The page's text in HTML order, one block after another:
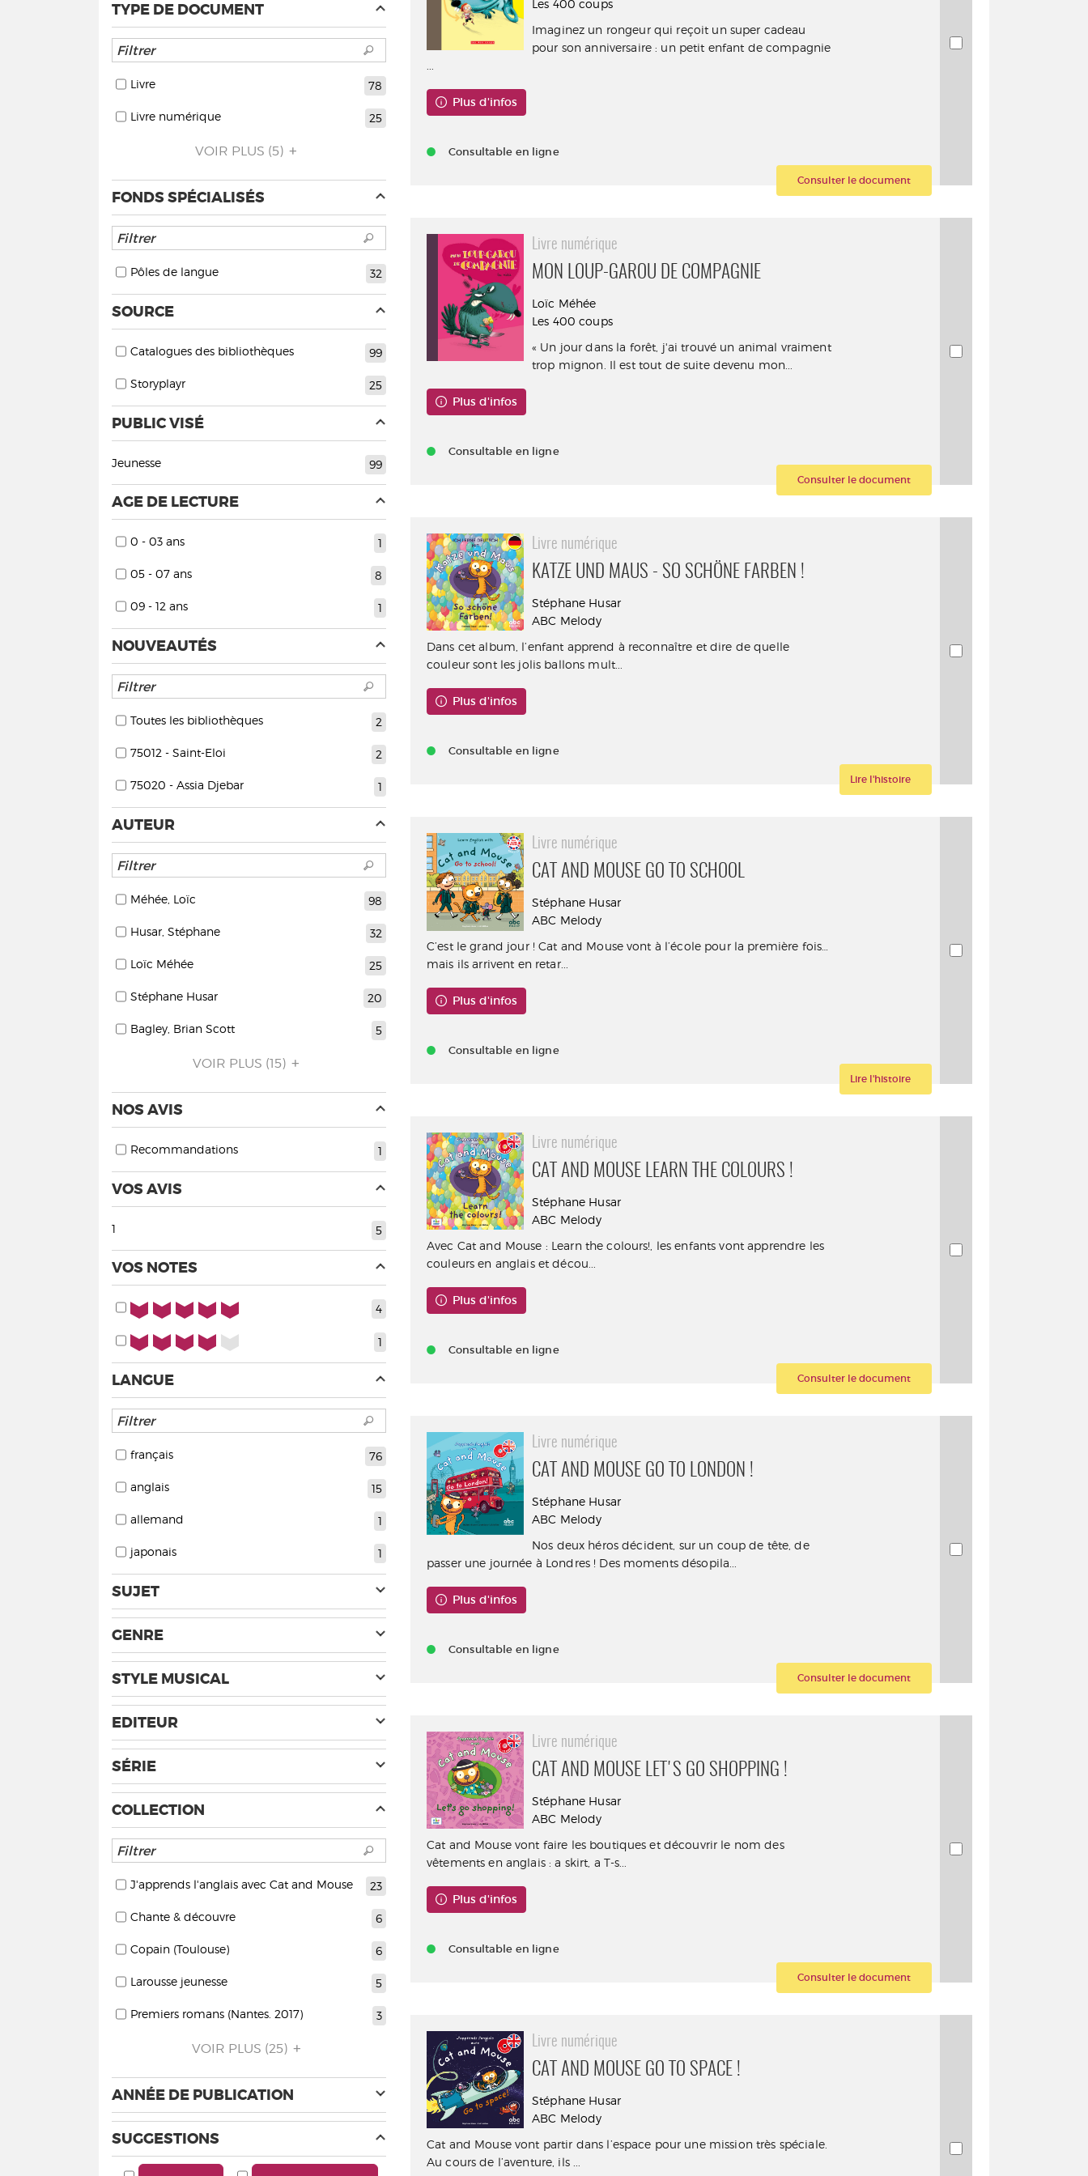
Les 400 coups
Imaginez un rongeur qui reçoit un super cadeau
pour son anniversaire : un petit enfant de compagnie
Plus d'infos
Consultable en ligne
Consulter le document
Livre numérique
MON LOUP-GAROU DE COMPAGNIE
Loïc Méhée
Les 400 coups
« Un jour dans la forêt, j'ai trouvé un animal vraiment
trop mignon. Il est tout de suite devenu mon...
Plus d'infos
Consultable en ligne
Consulter le document
Livre numérique
KATZE UND MAUS - SO SCHÖNE FARBEN !
Stéphane Husar
ABC Melody
Dans cet album, l’enfant apprend à reconnaître et dire de quelle
couleur sont les jolis ballons mult...
Plus d'infos
Consultable en ligne
Lire l'histoire
Livre numérique
CAT AND MOUSE GO TO SCHOOL
Stéphane Husar
ABC Melody
C’est le grand jour ! Cat and Mouse vont à l’école pour la première fois…
mais ils arrivent en retar...
Plus d'infos
Consultable en ligne
Lire l'histoire
Livre numérique
CAT AND MOUSE LEARN THE COLOURS !
Stéphane Husar
ABC Melody
Avec Cat and Mouse : Learn the colours!, les enfants vont apprendre les
couleurs en anglais et décou...
Plus d'infos
Consultable en ligne
Consulter le document
Livre numérique
CAT AND MOUSE GO TO LONDON !
Stéphane Husar
ABC Melody
Nos deux héros décident, sur un coup de tête, de
passer une journée à Londres ! Des moments désopila...
Plus d'infos
Consultable en ligne
Consulter le document
Livre numérique
CAT AND MOUSE LET'S GO SHOPPING !
Stéphane Husar
ABC Melody
Cat and Mouse vont faire les boutiques et découvrir le nom des
vêtements en anglais : a skirt, a T-s...
Plus d'infos
Consultable en ligne
Consulter le document
Livre numérique
CAT AND MOUSE GO TO SPACE !
Stéphane Husar
ABC Melody
Cat and Mouse vont partir dans l’espace pour une mission très spéciale.
Au cours de l’aventure, ils ...
TYPE DE DOCUMENT
78
Livre
25
Livre numérique
VOIR PLUS (5)
FONDS SPÉCIALISÉS
32
Pôles de langue
SOURCE
99
Catalogues des bibliothèques
25
Storyplayr
PUBLIC VISÉ
99
Jeunesse
AGE DE LECTURE
1
0 - 03 ans
8
05 - 07 ans
1
09 - 12 ans
NOUVEAUTÉS
2
Toutes les bibliothèques
2
75012 - Saint-Eloi
1
75020 - Assia Djebar
AUTEUR
98
Méhée, Loïc
32
Husar, Stéphane
25
Loïc Méhée
20
Stéphane Husar
5
Bagley, Brian Scott
VOIR PLUS (15)
NOS AVIS
1
Recommandations
VOS AVIS
5
1
VOS NOTES
4
5/5
1
4/5
LANGUE
76
français
15
anglais
1
allemand
1
japonais
SUJET
GENRE
STYLE MUSICAL
EDITEUR
SÉRIE
COLLECTION
23
J'apprends l'anglais avec Cat and Mouse
6
Chante & découvre
6
Copain (Toulouse)
5
Larousse jeunesse
3
Premiers romans (Nantes. 2017)
VOIR PLUS (25)
ANNÉE DE PUBLICATION
SUGGESTIONS